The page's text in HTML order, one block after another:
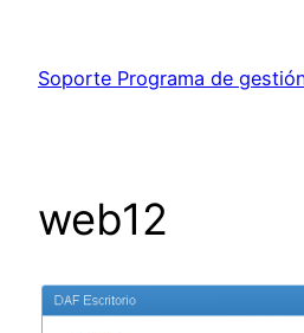
contenido
Soporte Programa de
web12